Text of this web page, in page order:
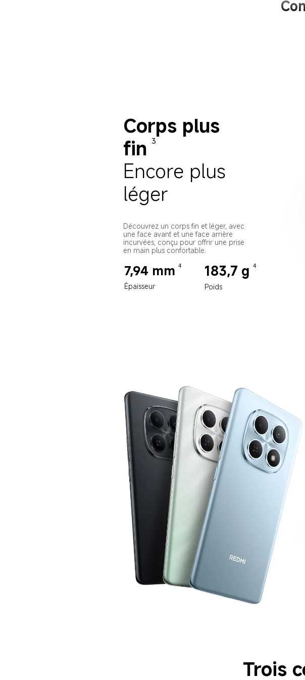
Corps plus
fin 3
Encore plus
léger
Découvrez un corps fin et léger, avec
une face avant et une face arrière
incurvées, conçu pour offrir une prise
en main plus confortable.
7,94 mm 4
Épaisseur
183,7 g 4
Poids
Trois